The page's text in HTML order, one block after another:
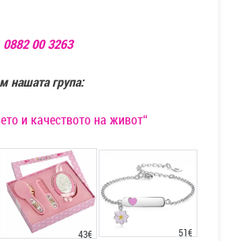
0882 00 3263
нашата група:
и качеството на живот“
43€ 51€